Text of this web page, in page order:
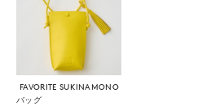
FAVORITE SUKINAMONO
バッグ